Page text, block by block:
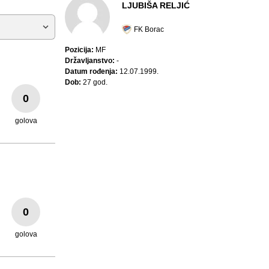
0
golova
0
golova
LJUBIŠA RELJIĆ
FK Borac
Pozicija: MF
Državljanstvo: -
Datum rođenja: 12.07.1999.
Dob: 27 god.